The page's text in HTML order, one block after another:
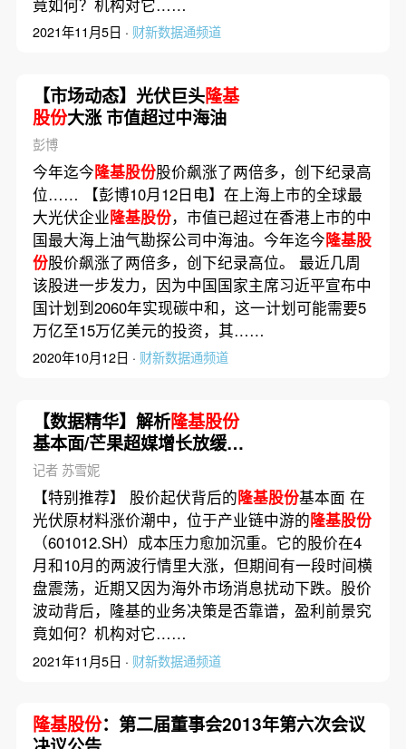
竟如何？机构对它……
2021年11月5日 · 财新数据通频道
【市场动态】光伏巨头隆基
股份大涨 市值超过中海油
彭博
今年迄今隆基股份股价飙涨了两倍多，创下纪录高
位…… 【彭博10月12日电】在上海上市的全球最
大光伏企业隆基股份，市值已超过在香港上市的中
国最大海上油气勘探公司中海油。今年迄今隆基股
份股价飙涨了两倍多，创下纪录高位。 最近几周
该股进一步发力，因为中国国家主席习近平宣布中
国计划到2060年实现碳中和，这一计划可能需要5
万亿至15万亿美元的投资，其……
2020年10月12日 · 财新数据通频道
【数据精华】解析隆基股份
基本面/芒果超媒增长放缓忙
转型
记者 苏雪妮
【特别推荐】 股价起伏背后的隆基股份基本面 在
光伏原材料涨价潮中，位于产业链中游的隆基股份
（601012.SH）成本压力愈加沉重。它的股价在4
月和10月的两波行情里大涨，但期间有一段时间横
盘震荡，近期又因为海外市场消息扰动下跌。股价
波动背后，隆基的业务决策是否靠谱，盈利前景究
竟如何？机构对它……
2021年11月5日 · 财新数据通频道
隆基股份：第二届董事会2013年第六次会议